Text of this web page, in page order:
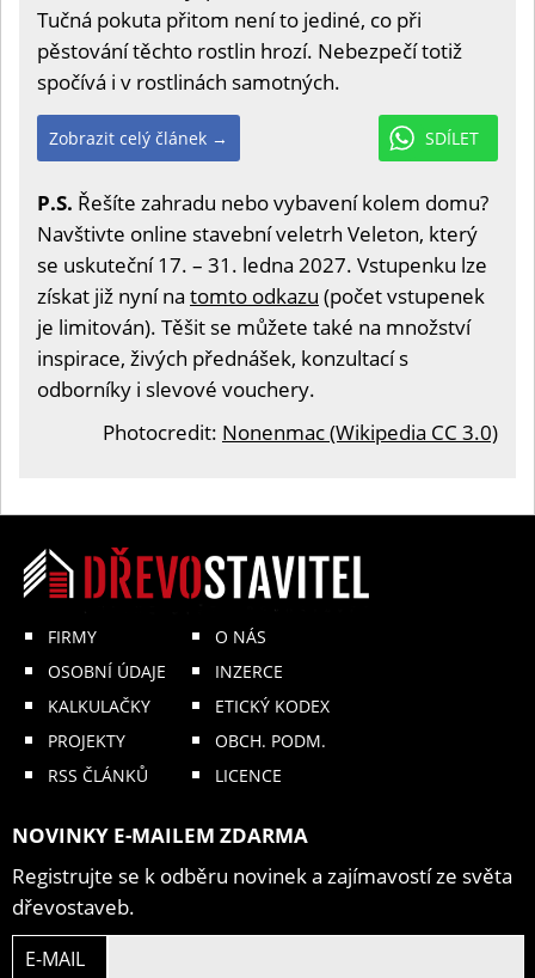
Tučná pokuta přitom není to jediné, co při
pěstování těchto rostlin hrozí. Nebezpečí totiž
spočívá i v rostlinách samotných.
SDÍLET
Zobrazit celý článek →
P.S. Řešíte zahradu nebo vybavení kolem domu?
Navštivte online stavební veletrh Veleton, který
se uskuteční 17. – 31. ledna 2027. Vstupenku lze
získat již nyní na tomto odkazu (počet vstupenek
je limitován). Těšit se můžete také na množství
inspirace, živých přednášek, konzultací s
odborníky i slevové vouchery.
Photocredit: Nonenmac (Wikipedia CC 3.0)
FIRMY
OSOBNÍ ÚDAJE
KALKULAČKY
PROJEKTY
RSS ČLÁNKŮ
O NÁS
INZERCE
ETICKÝ KODEX
OBCH. PODM.
LICENCE
NOVINKY E-MAILEM ZDARMA
Registrujte se k odběru novinek a zajímavostí ze světa
dřevostaveb.
E-MAIL